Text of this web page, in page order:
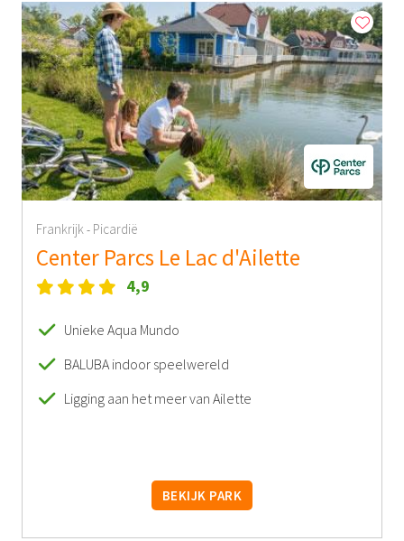
Frankrijk- Picardië
Center Parcs Le Lac d'Ailette
4,9
Unieke Aqua Mundo
BALUBA indoor speelwereld
Ligging aan het meer van Ailette
BEKIJK PARK